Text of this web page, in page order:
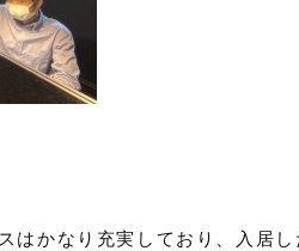
はかなり充実しており、入居